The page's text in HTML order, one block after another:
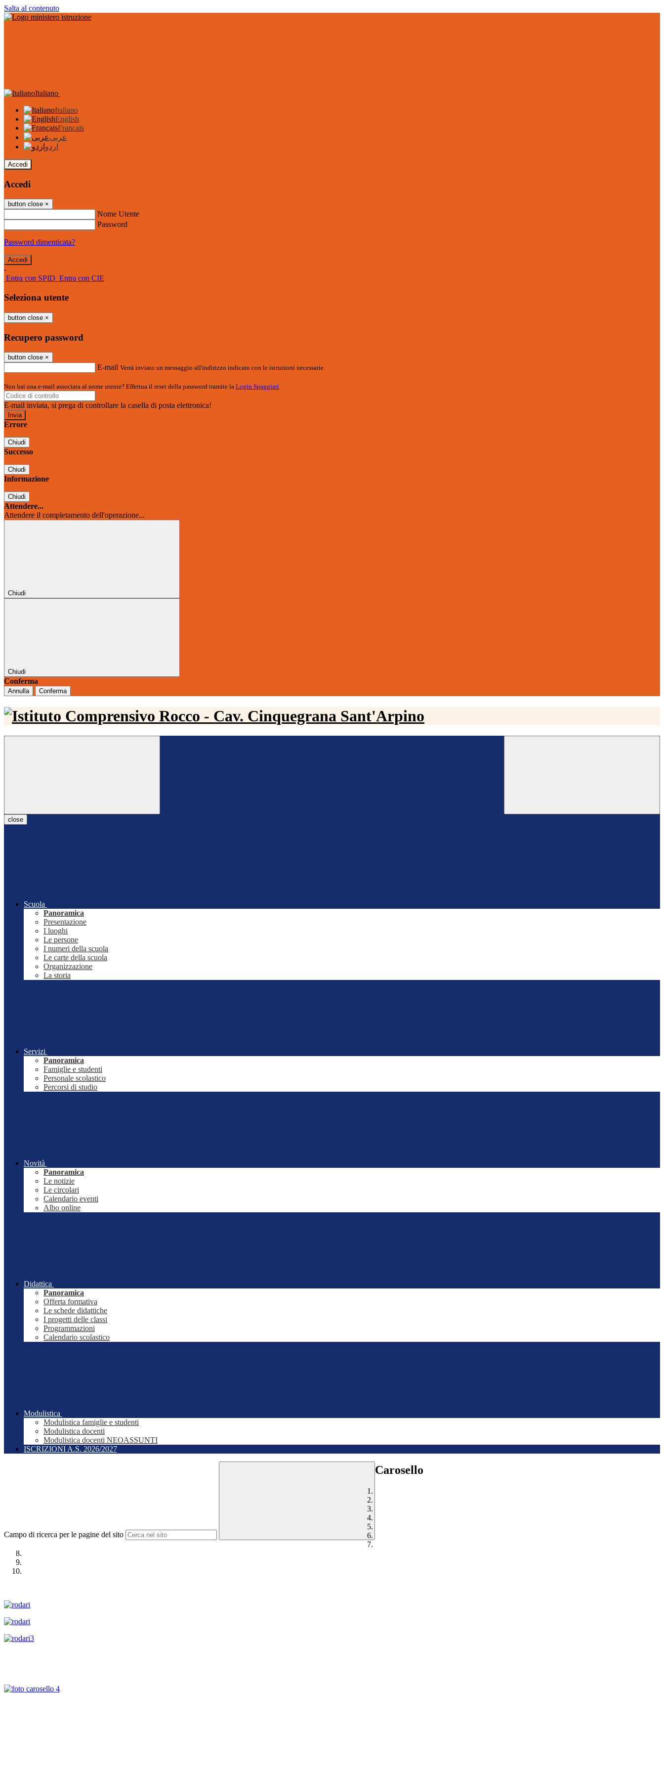
Salta al contenuto
Italiano
Italiano
English
Français
عربى
اردو
Accedi
Accedi
button close ×
Nome Utente
Password
Password dimenticata?
-
Entra con SPID Entra con CIE
Seleziona utente
button close ×
Recupero password
button close ×
E-mail Verrà inviato un messaggio all'indirizzo indicato con le istruzioni necessarie.
Non hai una e-mail associata al nome utente? Effettua il reset della password tramite la Login Spaggiari
E-mail inviata, si prega di controllare la casella di posta elettronica!
Errore
Chiudi
Successo
Chiudi
Informazione
Chiudi
Attendere...
Attendere il completamento dell'operazione...
Chiudi
Chiudi
Conferma
Annulla Conferma
close
Scuola
Panoramica
Presentazione
I luoghi
Le persone
I numeri della scuola
Le carte della scuola
Organizzazione
La storia
Servizi
Panoramica
Famiglie e studenti
Personale scolastico
Percorsi di studio
Novità
Panoramica
Le notizie
Le circolari
Calendario eventi
Albo online
Didattica
Panoramica
Offerta formativa
Le schede didattiche
I progetti delle classi
Programmazioni
Calendario scolastico
Modulistica
Modulistica famiglie e studenti
Modulistica docenti
Modulistica docenti NEOASSUNTI
ISCRIZIONI A.S. 2026/2027
Campo di ricerca per le pagine del sito
Carosello